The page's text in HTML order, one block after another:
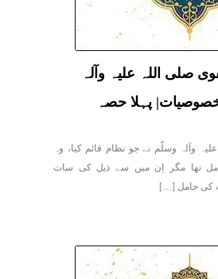
صلی اللہ علیہ وآلہ
پہلا حصہ
وآلہ وسلّم نے جو نظام قائم کیا، وہ
تھا مگر اِن میں سے ذیل کی سات
کی حامل […]